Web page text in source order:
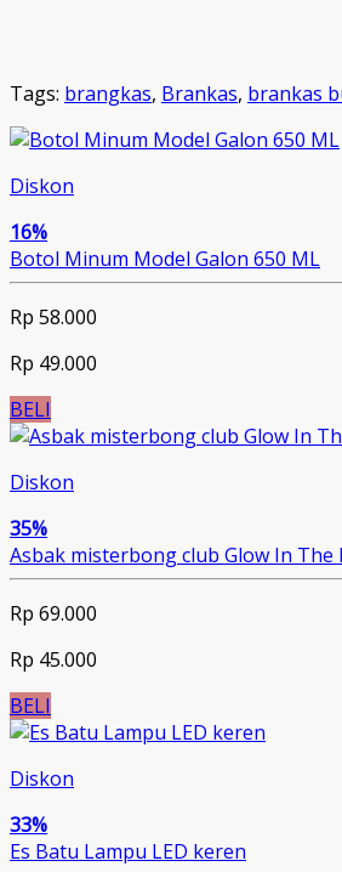
Tags: brangkas, Brankas, brankas
Diskon
16%
Botol Minum Model Galon 650 ML
Rp 58.000
Rp 49.000
BELI
Diskon
35%
Asbak misterbong club Glow In The
Rp 69.000
Rp 45.000
BELI
Diskon
33%
Es Batu Lampu LED keren